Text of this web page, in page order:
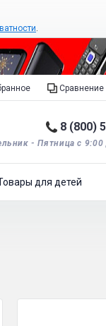
.
Сравнение
8 (800)
- Пятница с
для детей